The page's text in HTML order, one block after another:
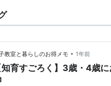
教室と暮らしのお得メモ • 1年前
知育すごろく】3歳・4歳